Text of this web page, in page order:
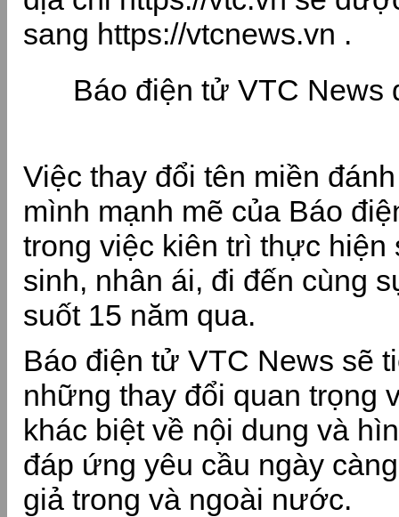
sang https://vtcnews.vn .
Báo điện tử VTC News
Việc thay đổi tên miền
mình mạnh mẽ của Báo
trong việc kiên trì thực hiện
sinh, nhân ái, đi đến cùng
suốt 15 năm qua.
Báo điện tử VTC News sẽ
những thay đổi quan trọng
khác biệt về nội dung và
đáp ứng yêu cầu ngày
giả trong và ngoài nước.